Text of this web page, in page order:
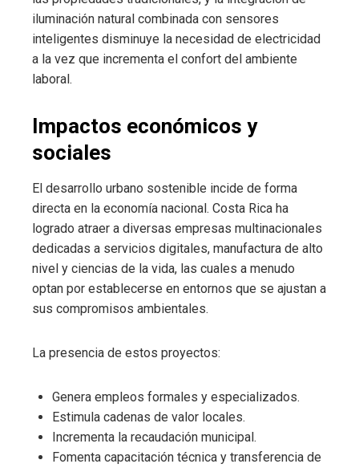
iluminación natural combinada con sensores
inteligentes disminuye la necesidad de electricidad
a la vez que incrementa el confort del ambiente
laboral.
Impactos económicos y
sociales
El desarrollo urbano sostenible incide de forma
directa en la economía nacional. Costa Rica ha
logrado atraer a diversas empresas multinacionales
dedicadas a servicios digitales, manufactura de alto
nivel y ciencias de la vida, las cuales a menudo
optan por establecerse en entornos que se ajustan a
sus compromisos ambientales.
La presencia de estos proyectos:
Genera empleos formales y especializados.
Estimula cadenas de valor locales.
Incrementa la recaudación municipal.
Fomenta capacitación técnica y transferencia de